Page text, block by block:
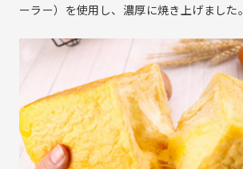
サステナビリティ基本方針
7つの重点取組み
サステナビリティレポート
気候変動への取り組み
IR情報
IR情報トップ
経営方針
株主の皆様へ
中期経営計画
コーポレート・ガバナンス
採用情報トップ
中途採用
新卒採用
ソーシャルメディア
ーラー）を使用し、濃厚に焼き上げました。